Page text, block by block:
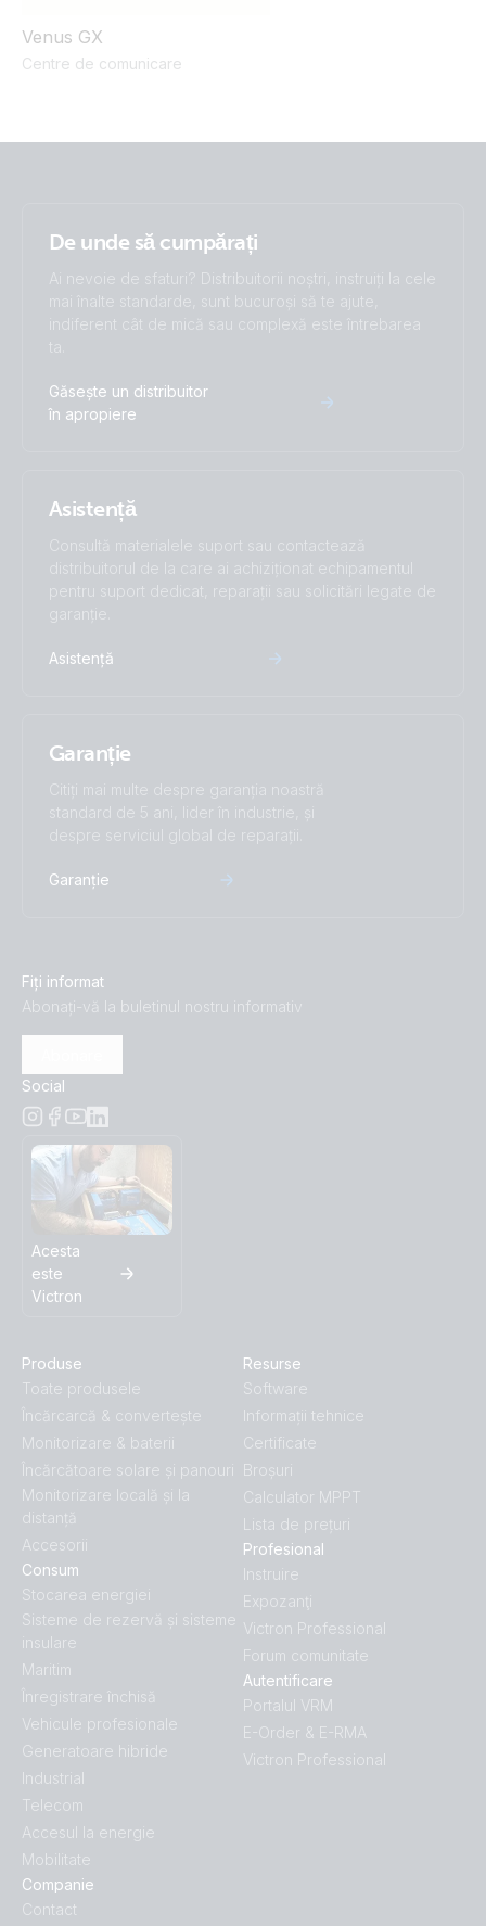
Venus GX
Centre de comunicare
De unde să cumpărați
Ai nevoie de sfaturi? Distribuitorii noștri, instruiți la cele
mai înalte standarde, sunt bucuroși să te ajute,
indiferent cât de mică sau complexă este întrebarea
ta.
Găsește un distribuitor
în apropiere
Asistență
Consultă materialele suport sau contactează
distribuitorul de la care ai achiziționat echipamentul
pentru suport dedicat, reparații sau solicitări legate de
garanție.
Asistență
Garanție
Citiți mai multe despre garanția noastră
standard de 5 ani, lider în industrie, și
despre serviciul global de reparații.
Garanție
Fiți informat
Abonați-vă la buletinul nostru informativ
Social
Acesta
este
Victron
Produse
Toate produsele
Încărcarcă & convertește
Monitorizare & baterii
Încărcătoare solare și panouri
Monitorizare locală și la
distanță
Accesorii
Consum
Stocarea energiei
Sisteme de rezervă și sisteme
insulare
Maritim
Înregistrare închisă
Vehicule profesionale
Generatoare hibride
Industrial
Telecom
Accesul la energie
Mobilitate
Companie
Contact
Resurse
Software
Informații tehnice
Certificate
Broșuri
Calculator MPPT
Lista de prețuri
Profesional
Instruire
Expozanţi
Victron Professional
Forum comunitate
Autentificare
Portalul VRM
E-Order & E-RMA
Victron Professional